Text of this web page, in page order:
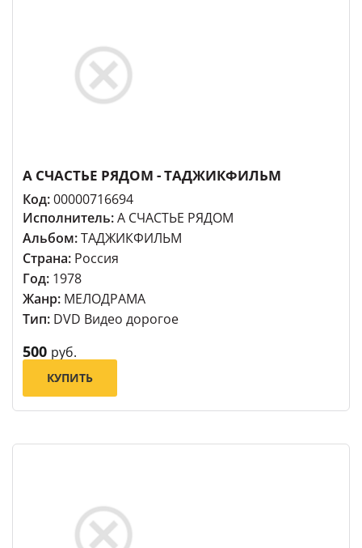
А СЧАСТЬЕ РЯДОМ - ТАДЖИКФИЛЬМ
Код:00000716694
Исполнитель:А СЧАСТЬЕ РЯДОМ
Альбом:ТАДЖИКФИЛЬМ
Страна: Россия
Год: 1978
Жанр: МЕЛОДРАМА
Тип: DVD Видео дорогое
500 руб.
КУПИТЬ